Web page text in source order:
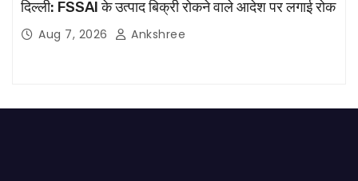
दिल्ली: FSSAI के उत्पाद बिक्री रोकने वाले आदेश पर लगाई रोक
Aug 7, 2026 Ankshree